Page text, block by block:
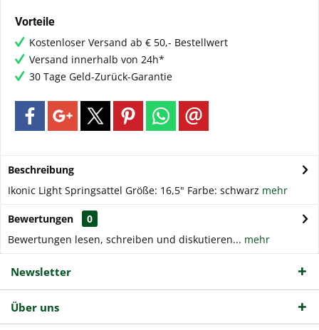
Vorteile
Kostenloser Versand ab € 50,- Bestellwert
Versand innerhalb von 24h*
30 Tage Geld-Zurück-Garantie
Beschreibung
Ikonic Light Springsattel Größe: 16,5" Farbe: schwarz mehr
Bewertungen
0
Bewertungen lesen, schreiben und diskutieren... mehr
Newsletter
Über uns